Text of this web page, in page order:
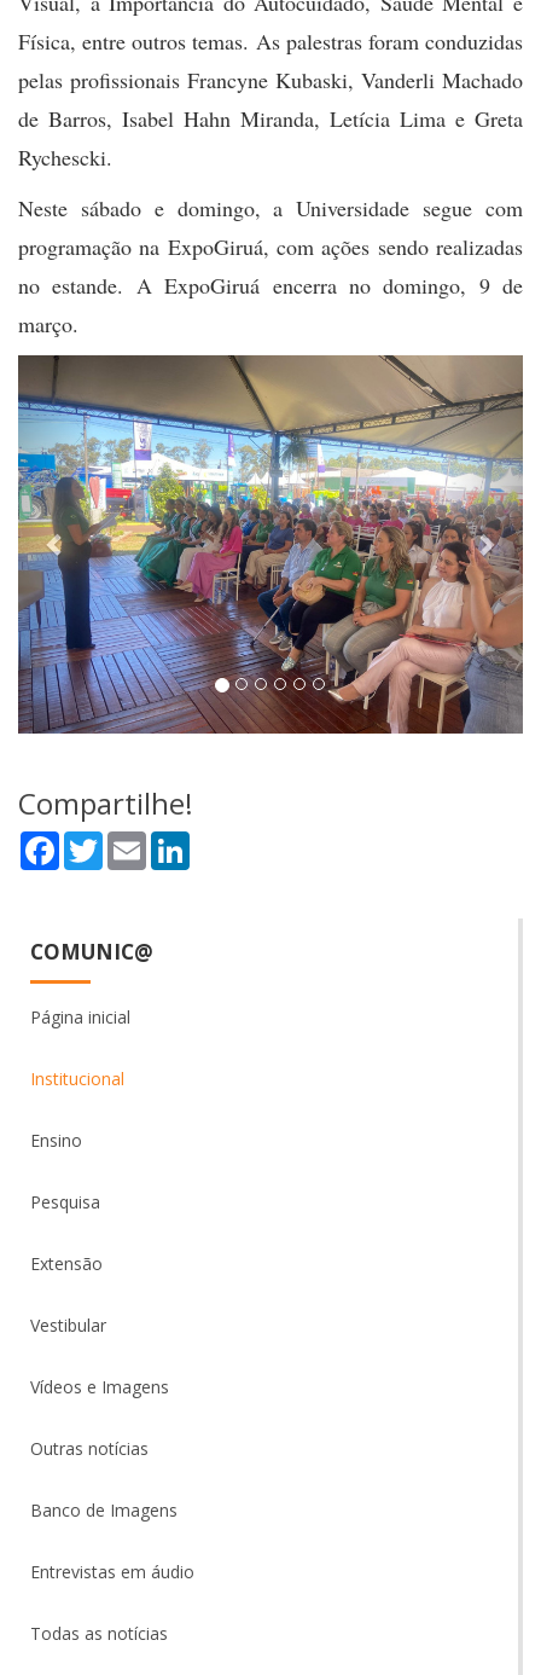
Física, entre outros temas. As palestras foram conduzidas
pelas profissionais Francyne Kubaski, Vanderli Machado
de Barros, Isabel Hahn Miranda, Letícia Lima e Greta
Rychescki.
Neste sábado e domingo, a Universidade segue com
programação na ExpoGiruá, com ações sendo realizadas
no estande. A ExpoGiruá encerra no domingo, 9 de
março.
Compartilhe!
Facebook
TwitterEmail
COMUNIC@
Página inicial
Institucional
Ensino
Pesquisa
Extensão
Vestibular
Vídeos e Imagens
Outras notícias
Banco de Imagens
Entrevistas em áudio
Todas as notícias